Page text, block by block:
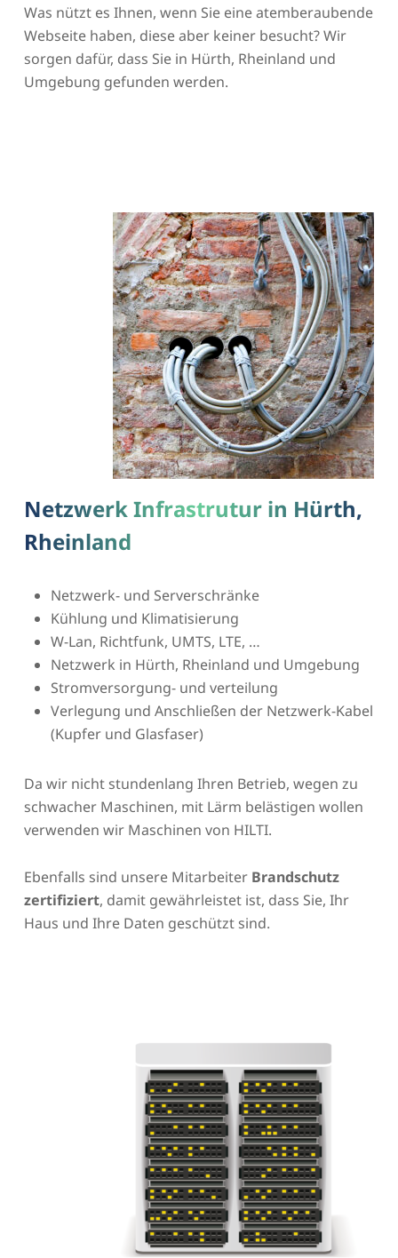
Was nützt es Ihnen, wenn Sie eine atemberaubende
Webseite haben, diese aber keiner besucht? Wir
sorgen dafür, dass Sie in Hürth, Rheinland und
Umgebung gefunden werden.
Netzwerk Infrastrutur in Hürth,
Rheinland
Netzwerk- und Serverschränke
Kühlung und Klimatisierung
W-Lan, Richtfunk, UMTS, LTE, …
Netzwerk in Hürth, Rheinland und Umgebung
Stromversorgung- und verteilung
Verlegung und Anschließen der Netzwerk-Kabel
(Kupfer und Glasfaser)
Da wir nicht stundenlang Ihren Betrieb, wegen zu
schwacher Maschinen, mit Lärm belästigen wollen
verwenden wir Maschinen von HILTI.
Ebenfalls sind unsere Mitarbeiter Brandschutz
zertifiziert, damit gewährleistet ist, dass Sie, Ihr
Haus und Ihre Daten geschützt sind.